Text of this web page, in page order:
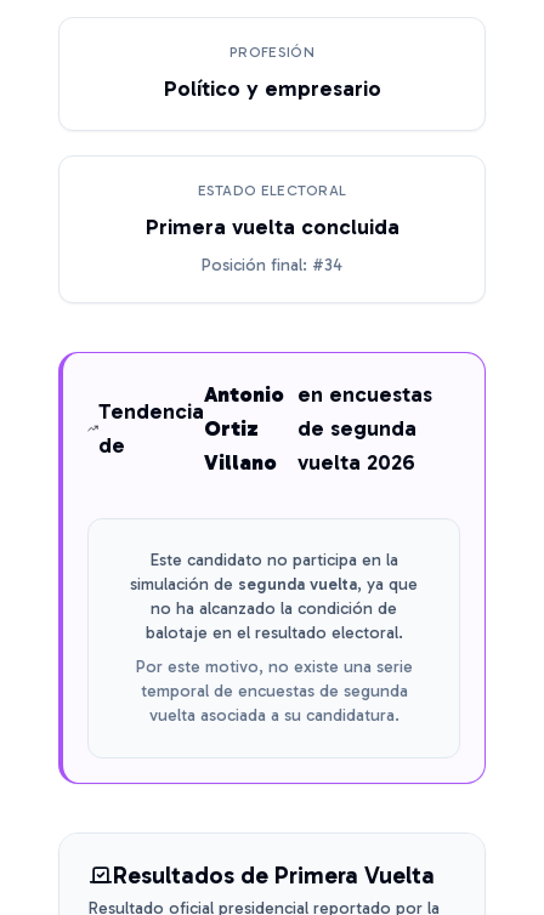
PROFESIÓN
Político y empresario
ESTADO ELECTORAL
Primera vuelta concluida
Posición final: #34
Tendencia
de
Antonio
Ortiz
Villano
en encuestas
de segunda
vuelta 2026
Este candidato no participa en la
simulación de segunda vuelta, ya que
no ha alcanzado la condición de
balotaje en el resultado electoral.
Por este motivo, no existe una serie
temporal de encuestas de segunda
vuelta asociada a su candidatura.
Resultados de Primera Vuelta
Resultado oficial presidencial reportado por la